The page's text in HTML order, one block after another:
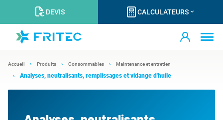
DEVIS CALCULATEURS
Accueil Produits Consommables Maintenance et entretien
Analyses, neutralisants, remplissages et vidange d'huile